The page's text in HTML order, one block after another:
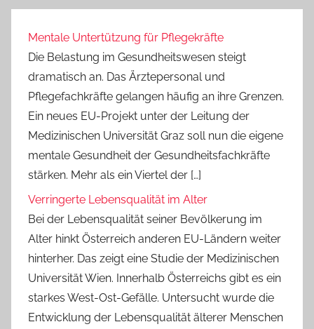
Mentale Untertützung für Pflegekräfte
Die Belastung im Gesundheitswesen steigt
dramatisch an. Das Ärztepersonal und
Pflegefachkräfte gelangen häufig an ihre Grenzen.
Ein neues EU-Projekt unter der Leitung der
Medizinischen Universität Graz soll nun die eigene
mentale Gesundheit der Gesundheitsfachkräfte
stärken. Mehr als ein Viertel der […]
Verringerte Lebensqualität im Alter
Bei der Lebensqualität seiner Bevölkerung im
Alter hinkt Österreich anderen EU-Ländern weiter
hinterher. Das zeigt eine Studie der Medizinischen
Universität Wien. Innerhalb Österreichs gibt es ein
starkes West-Ost-Gefälle. Untersucht wurde die
Entwicklung der Lebensqualität älterer Menschen